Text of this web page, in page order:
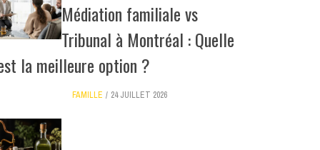
Médiation familiale vs
Tribunal à Montréal : Quelle
la meilleure option ?
FAMILLE 24 JUILLET 2026